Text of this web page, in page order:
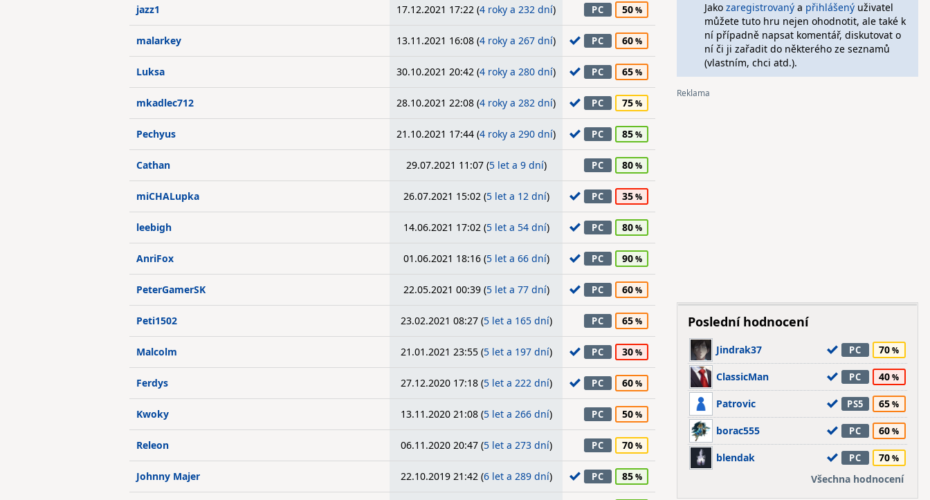
jazz1 17.12.2021 17:22 (4 roky a 232 dní) PC 50
malarkey 13.11.2021 16:08 (4 roky a 267 dní) PC 60
Luksa 30.10.2021 20:42 (4 roky a 280 dní) PC 65
mkadlec712 28.10.2021 22:08 (4 roky a 282 dní) PC 75
Pechyus 21.10.2021 17:44 (4 roky a 290 dní) PC 85
Cathan 29.07.2021 11:07 (5 let a 9 dní) PC 80
miCHALupka 26.07.2021 15:02 (5 let a 12 dní) PC 35
leebigh 14.06.2021 17:02 (5 let a 54 dní) PC 80
AnriFox 01.06.2021 18:16 (5 let a 66 dní) PC 90
PeterGamerSK 22.05.2021 00:39 (5 let a 77 dní) PC 60
Peti1502 23.02.2021 08:27 (5 let a 165 dní) PC 65
Malcolm 21.01.2021 23:55 (5 let a 197 dní) PC 30
Ferdys 27.12.2020 17:18 (5 let a 222 dní) PC 60
Kwoky 13.11.2020 21:08 (5 let a 266 dní) PC 50
Releon 06.11.2020 20:47 (5 let a 273 dní) PC 70
Johnny Majer 22.10.2019 21:42 (6 let a 289 dní) PC 85
Jako zaregistrovanýa přihlášenýuživatel
můžete tuto hru nejen ohodnotit, ale také k
ní případně napsat komentář, diskutovat o
ní či ji zařadit do některého ze seznamů
(vlastním, chci atd.).
Poslední hodnocení
Jindrak37 PC 70
ClassicMan PC 40
Patrovic PS5 65
borac555 PC 60
blendak PC
70
Všechna hodnocení